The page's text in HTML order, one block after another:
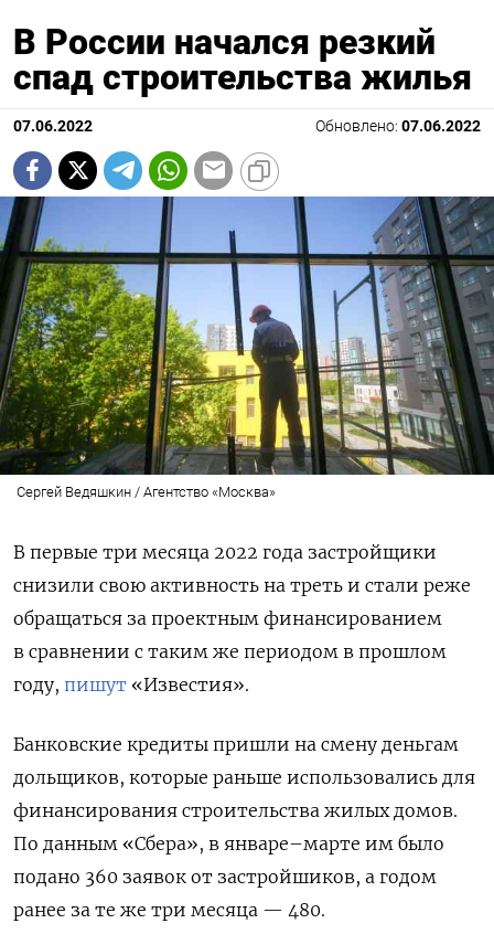
В России начался резкий
спад строительства жилья
07.06.2022 Обновлено: 07.06.2022
Сергей Ведяшкин / Агентство «Москва»
В первые три месяца 2022 года застройщики
снизили свою активность на треть и стали реже
обращаться за проектным финансированием
в сравнении с таким же периодом в прошлом
году, пишут «Известия».
Банковские кредиты пришли на смену деньгам
дольщиков, которые раньше использовались для
финансирования строительства жилых домов.
По данным «Сбера», в январе–марте им было
подано 360 заявок от застройшиков, а годом
ранее за те же три месяца — 480.